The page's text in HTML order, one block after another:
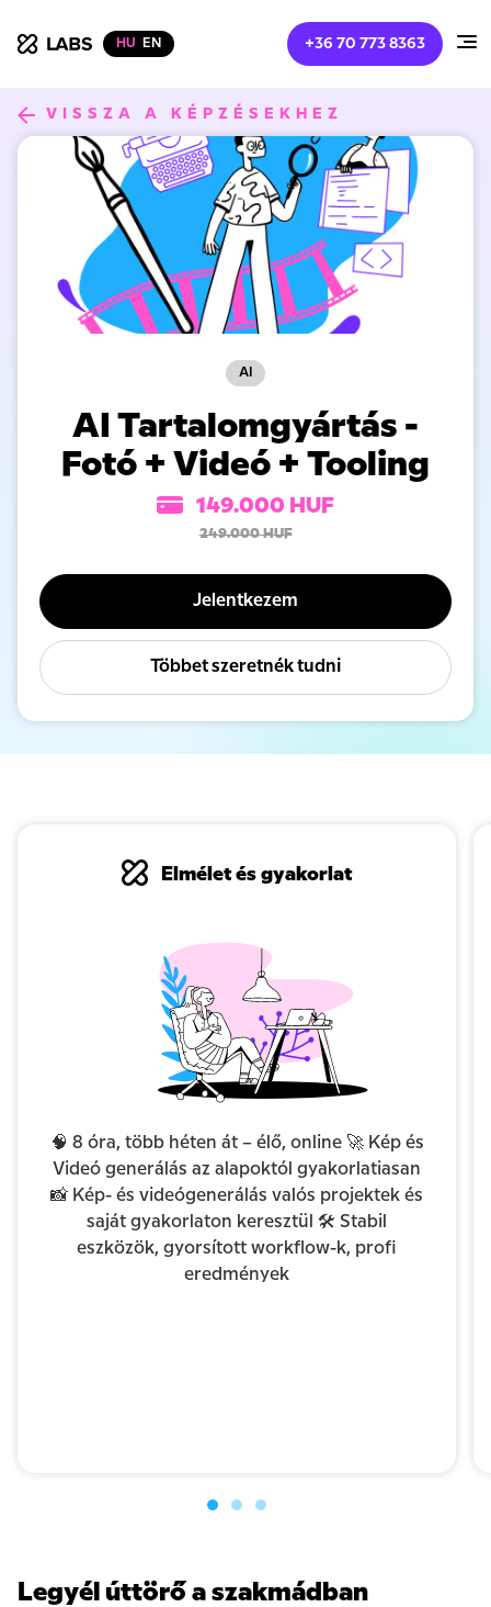
xLabs
HU EN +36 70 773 8363
VISSZA A KÉPZÉSEKHEZ
AI
AI Tartalomgyártás -
Fotó + Videó + Tooling
149.000 HUF
249.000 HUF
Jelentkezem
Többet szeretnék tudni
Elmélet és gyakorlat
🧠 8 óra, több héten át – élő, online 🚀 Kép és
Videó generálás az alapoktól gyakorlatiasan
📸 Kép- és videógenerálás valós projektek és
saját gyakorlaton keresztül 🛠️ Stabil
eszközök, gyorsított workflow-k, profi
eredmények
Legyél úttörő a szakmádban